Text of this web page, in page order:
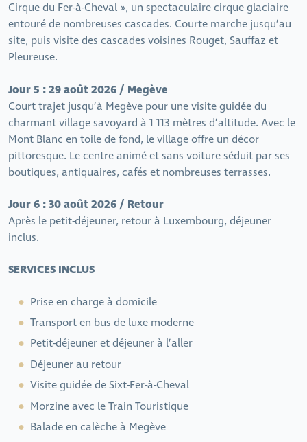
Cirque du Fer-à-Cheval », un spectaculaire cirque glaciaire
entouré de nombreuses cascades. Courte marche jusqu’au
site, puis visite des cascades voisines Rouget, Sauffaz et
Pleureuse.
Jour 5 : 29 août 2026 / Megève
Court trajet jusqu’à Megève pour une visite guidée du
charmant village savoyard à 1 113 mètres d’altitude. Avec le
Mont Blanc en toile de fond, le village offre un décor
pittoresque. Le centre animé et sans voiture séduit par ses
boutiques, antiquaires, cafés et nombreuses terrasses.
Jour 6 : 30 août 2026 / Retour
Après le petit-déjeuner, retour à Luxembourg, déjeuner
inclus.
SERVICES INCLUS
Prise en charge à domicile
Transport en bus de luxe moderne
Petit-déjeuner et déjeuner à l’aller
Déjeuner au retour
Visite guidée de Sixt-Fer-à-Cheval
Morzine avec le Train Touristique
Balade en calèche à Megève